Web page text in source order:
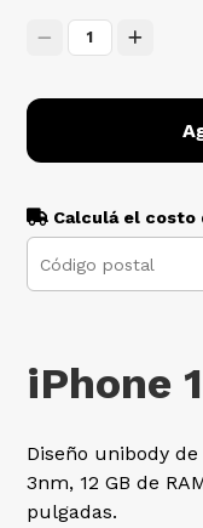
1
Calculá el costo
iPhone
Diseño unibody
3nm, 12 GB de
pulgadas.